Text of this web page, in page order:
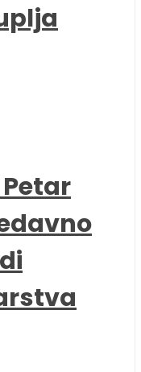
Petar